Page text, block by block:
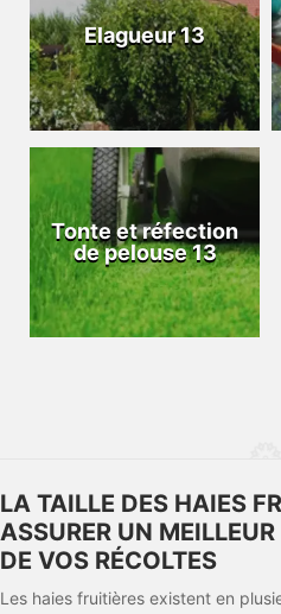
Elagueur 13
Tonte et réfection
de pelouse 13
LA TAILLE DES HAIES
ASSURER UN
DE VOS RÉCOLTES
Les haies fruitières existent en